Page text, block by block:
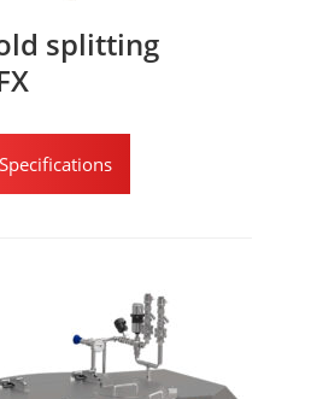
splitting
Specifications